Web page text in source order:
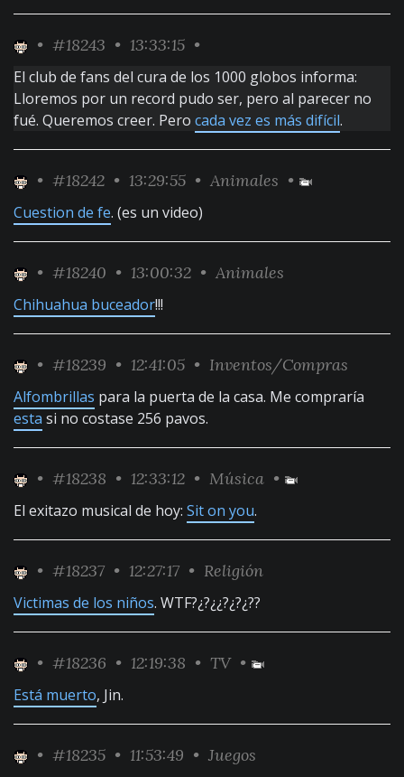
• #18243 • 13:33:15 •
El club de fans del cura de los 1000 globos informa:
Lloremos por un record pudo ser, pero al parecer no
fué. Queremos creer. Pero cada vez es más difícil.
• #18242 • 13:29:55 • Animales •
Cuestion de fe. (es un video)
• #18240 • 13:00:32 • Animales
Chihuahua buceador!!!
• #18239 • 12:41:05 • Inventos/Compras
Alfombrillas para la puerta de la casa. Me compraría
esta si no costase 256 pavos.
• #18238 • 12:33:12 • Música •
El exitazo musical de hoy: Sit on you.
• #18237 • 12:27:17 • Religión
Victimas de los niños. WTF?¿?¿¿?¿?¿??
• #18236 • 12:19:38 • TV•
Está muerto, Jin.
• #18235 • 11:53:49 • Juegos